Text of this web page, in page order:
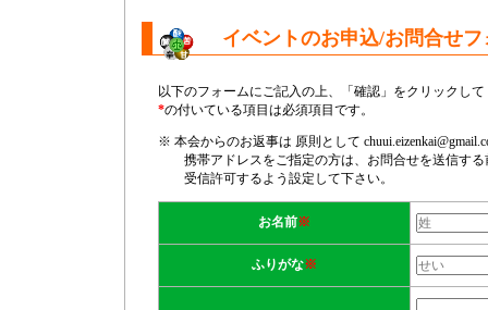
イベントのお申込/お問合せフ
以下のフォームにご記入の上、「確認」をクリックし
*の付いている項目は必須項目です。
※ 本会からのお返事は 原則として
携帯アドレスをご指定の方は、お問合せを送信する
受信許可するよう設定して下さい。
お名前※
ふりがな※